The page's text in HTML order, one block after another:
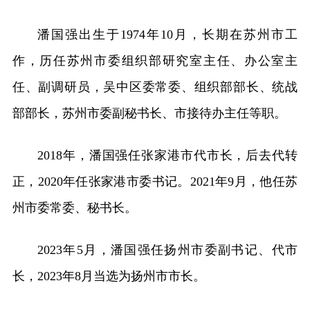
潘国强出生于1974年10月，长期在苏州市工
作，历任苏州市委组织部研究室主任、办公室主
任、副调研员，吴中区委常委、组织部部长、统战
部部长，苏州市委副秘书长、市接待办主任等职。
2018年，潘国强任张家港市代市长，后去代转
正，2020年任张家港市委书记。2021年9月，他任苏
州市委常委、秘书长。
2023年5月，潘国强任扬州市委副书记、代市
长，2023年8月当选为扬州市市长。